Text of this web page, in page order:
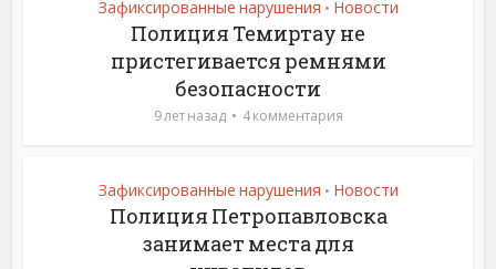
Зафиксированные нарушения • Новости
Полиция Темиртау не
пристегивается ремнями
безопасности
9 лет назад 4 комментария
Зафиксированные нарушения • Новости
Полиция Петропавловска
занимает места для